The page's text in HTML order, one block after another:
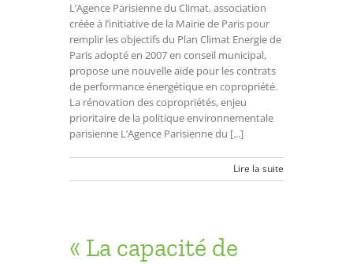
L’Agence Parisienne du Climat, association
créée à l’initiative de la Mairie de Paris pour
remplir les objectifs du Plan Climat Energie de
Paris adopté en 2007 en conseil municipal,
propose une nouvelle aide pour les contrats
de performance énergétique en copropriété.
La rénovation des copropriétés, enjeu
prioritaire de la politique environnementale
parisienne L’Agence Parisienne du [...]
Lire la suite
« La capacité de